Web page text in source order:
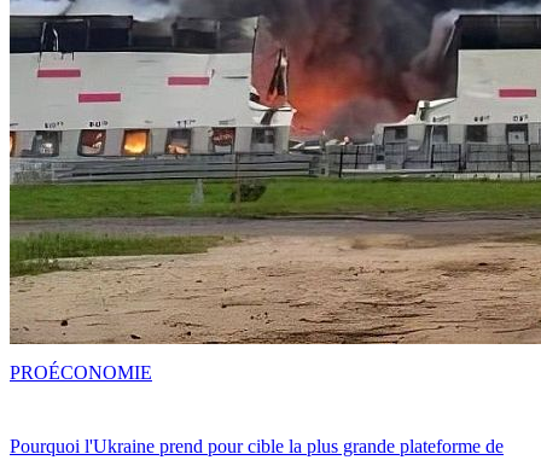
Pourquoi l'Ukraine prend pour cible la plus grande plateforme de
PROÉCONOMIE